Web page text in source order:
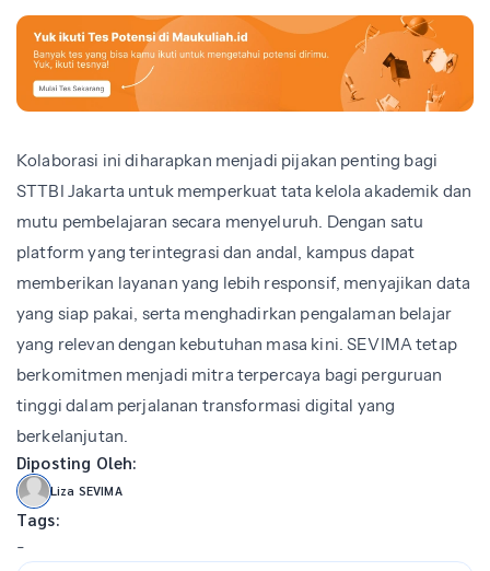
Kolaborasi ini diharapkan menjadi pijakan penting bagi
STTBI Jakarta untuk memperkuat tata kelola akademik dan
mutu pembelajaran secara menyeluruh. Dengan satu
platform yang terintegrasi dan andal, kampus dapat
memberikan layanan yang lebih responsif, menyajikan data
yang siap pakai, serta menghadirkan pengalaman belajar
yang relevan dengan kebutuhan masa kini. SEVIMA tetap
berkomitmen menjadi mitra terpercaya bagi perguruan
tinggi dalam perjalanan transformasi digital yang
berkelanjutan.
Diposting Oleh:
Liza SEVIMA
Tags:
-